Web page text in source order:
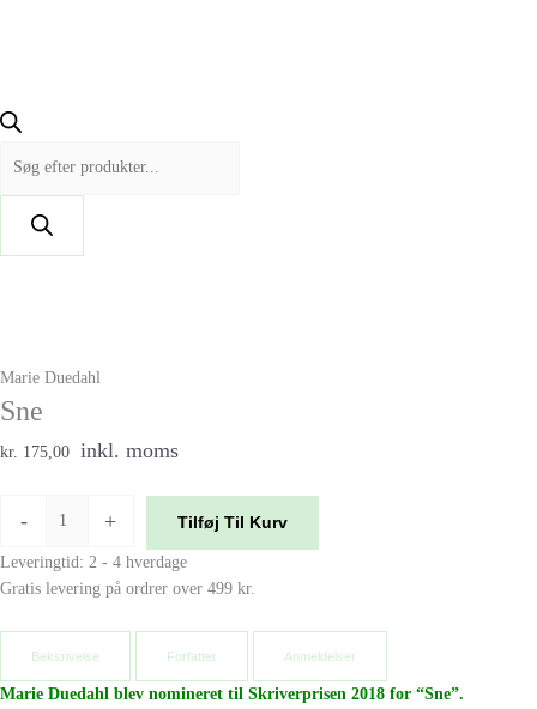
Marie Duedahl
Sne
kr. 175,00 inkl. moms
- + Tilføj Til Kurv
Leveringtid: 2 - 4 hverdage
Gratis levering på ordrer over 499 kr.
Beksrivelse Forfatter Anmeldelser
Marie Duedahl blev nomineret til Skriverprisen 2018 for “Sne”.